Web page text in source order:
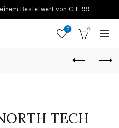
Bestellwert von CHF 99
0 0
TECH